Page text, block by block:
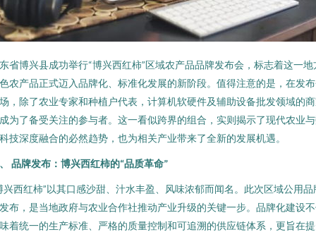
省博兴县成功举行“博兴西红柿”区域农产品品牌发布会，标志着这一地
农产品正式迈入品牌化、标准化发展的新阶段。值得注意的是，在发
，除了农业专家和种植户代表，计算机软硬件及辅助设备批发领域的
为了备受关注的参与者。这一看似跨界的组合，实则揭示了现代农业
技深度融合的必然趋势，也为相关产业带来了全新的发展机遇。
品牌发布：博兴西红柿的“品质革命”
兴西红柿”以其口感沙甜、汁水丰盈、风味浓郁而闻名。此次区域公用品
布，是当地政府与农业合作社推动产业升级的关键一步。品牌化建设
着统一的生产标准、严格的质量控制和可追溯的供应链体系，更旨在